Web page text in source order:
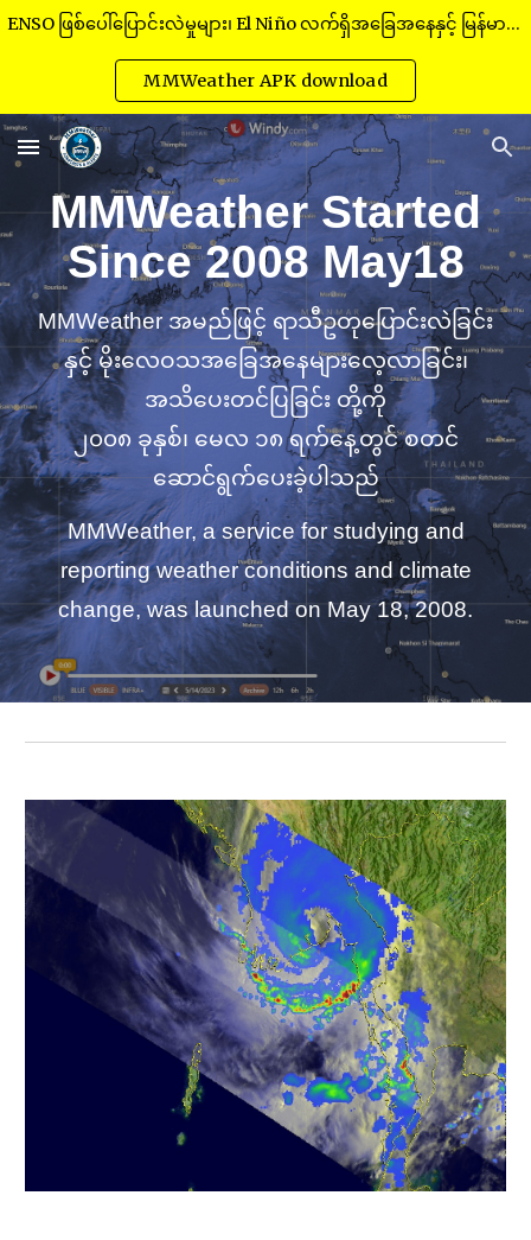
Skip to main content Skip to navigation
ENSO ဖြစ်ပေါ်ပြောင်းလဲမှုများ၊ El Niño လက်ရှိအခြေအနေနှင့် မြန်မာနိုင်ငံနှင့်အနီးဝန်းကျင် အရှေ့တောင်အာရှဒေသတွင်းသို့ သက်ရောက်နိုင်ခြေများ
MMWeather APK download
MMWeather Started
Since 2008 May18
MMWeather အမည်ဖြင့် ရာသီဥတုပြောင်းလဲခြင်း
နှင့် မိုးလေဝသအခြေအနေများလေ့လာခြင်း၊
အသိပေးတင်ပြခြင်း တို့ကို
၂၀၀၈ ခုနှစ်၊ မေလ ၁၈ ရက်နေ့တွင် စတင်
ဆောင်ရွက်ပေးခဲ့ပါသည်
MMWeather, a service for studying and
reporting weather conditions and climate
change, was launched on May 18, 2008.